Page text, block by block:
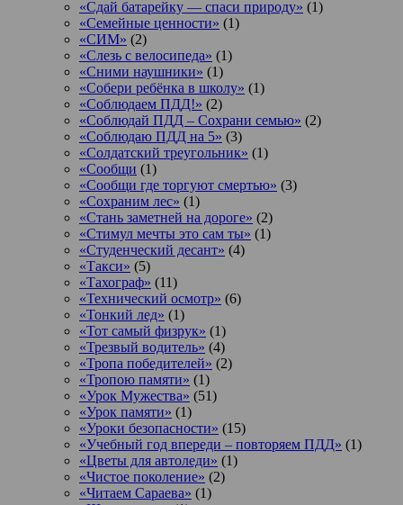
«Сдай батарейку — спаси природу» (1)
«Семейные ценности» (1)
«СИМ» (2)
«Слезь с велосипеда» (1)
«Сними наушники» (1)
«Собери ребёнка в школу» (1)
«Соблюдаем ПДД!» (2)
«Соблюдай ПДД – Сохрани семью» (2)
«Соблюдаю ПДД на 5» (3)
«Солдатский треугольник» (1)
«Сообщи (1)
«Сообщи где торгуют смертью» (3)
«Сохраним лес» (1)
«Стань заметней на дороге» (2)
«Стимул мечты это сам ты» (1)
«Студенческий десант» (4)
«Такси» (5)
«Тахограф» (11)
«Технический осмотр» (6)
«Тонкий лед» (1)
«Тот самый физрук» (1)
«Трезвый водитель» (4)
«Тропа победителей» (2)
«Тропою памяти» (1)
«Урок Мужества» (51)
«Урок памяти» (1)
«Уроки безопасности» (15)
«Учебный год впереди – повторяем ПДД» (1)
«Цветы для автоледи» (1)
«Чистое поколение» (2)
«Читаем Сараева» (1)